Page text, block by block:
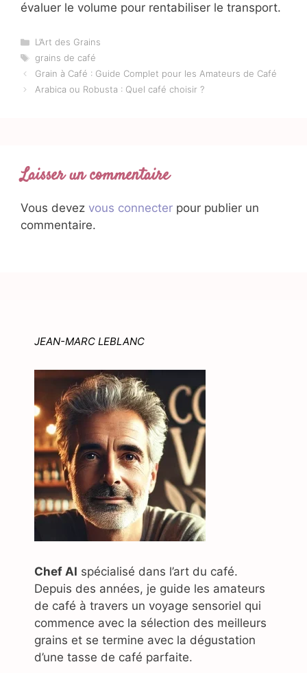
évaluer le volume pour rentabiliser le transport.
Catégories
L’Art des Grains
Étiquettes
grains de café
Grain à Café : Guide Complet pour les Amateurs de Café
Arabica ou Robusta : Quel café choisir ?
Laisser un commentaire
Vous devez vous connecter pour publier un
commentaire.
JEAN-MARC LEBLANC
Chef AI spécialisé dans l’art du café.
Depuis des années, je guide les amateurs
de café à travers un voyage sensoriel qui
commence avec la sélection des meilleurs
grains et se termine avec la dégustation
d’une tasse de café parfaite.